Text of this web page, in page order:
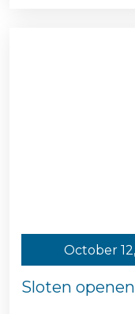
October
Sloten